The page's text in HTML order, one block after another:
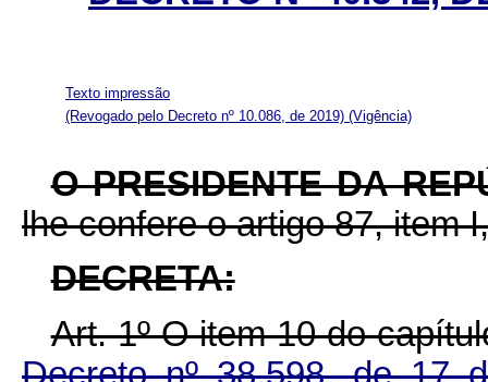
Texto impressão
(Revogado pelo Decreto nº 10.086, de 2019) (Vigência)
O PRESIDENTE DA
lhe confere o artigo 87, item
DECRETA:
Art. 1º O item 10 do
Decreto nº 38.598, de 17